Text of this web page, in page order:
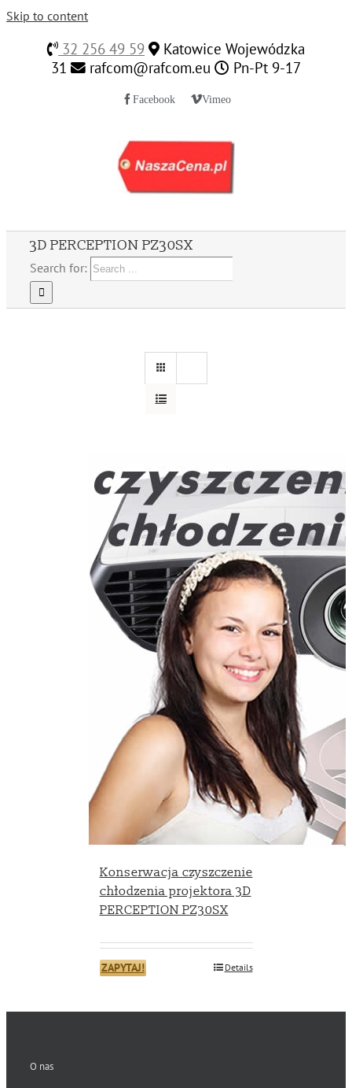
Skip to content
32 256 49 59
Katowice Wojewódzka
31
rafcom@rafcom.eu Pn-Pt 9-17
Facebook Vimeo
3D PERCEPTION PZ30SX
Search for:
Konserwacja czyszczenie
chłodzenia projektora 3D
PERCEPTION PZ30SX
ZAPYTAJ! Details
O nas